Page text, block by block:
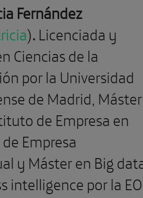
Fernández
). Licenciada y
Ciencias de la
por la Universidad
de Madrid, Máster
de Empresa en
Empresa
y Máster en Big
intelligence por la